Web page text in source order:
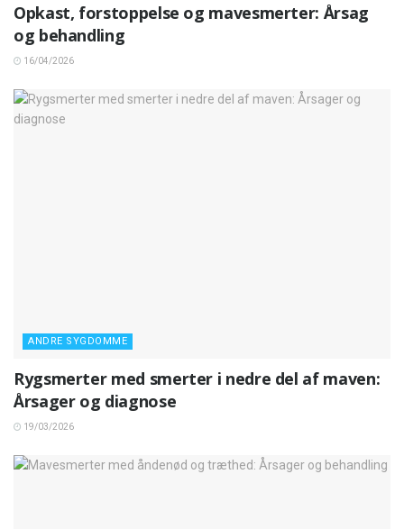
Opkast, forstoppelse og mavesmerter: Årsag
og behandling
16/04/2026
ANDRE SYGDOMME
Rygsmerter med smerter i nedre del af maven:
Årsager og diagnose
19/03/2026